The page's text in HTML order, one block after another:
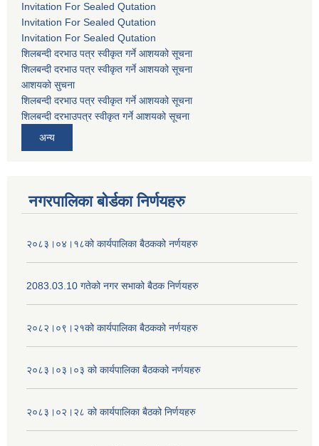
Invitation For Sealed Qutation
Invitation For Sealed Qutation
Invitation For Sealed Qutation
शिलबन्दी दरभाउ पत्र स्वीकृत गर्ने आशयको सूचना
शिलबन्दी दरभाउ पत्र स्वीकृत गर्ने आशयको सूचना
आशयको सुचना
शिलबन्दी दरभाउ पत्र स्वीकृत गर्ने आशयको सूचना
शिलबन्दी दरभाउपत्र स्वीकृत गर्ने आशयको सूचना
अन्य
नगरपालिका बोर्डका निर्णयहरु
२०८३।०४।१८को कार्यपालिका बैठकको नर्णयहरु
2083.03.10 गतेको नगर सभाको बैठक निर्णयहरु
२०८२।०९।२१को कार्यपालिका बैठकको नर्णयहरु
२०८३।०३।०३ को कार्यपालिका बैठकको नर्णयहरु
२०८३।०२।२८ को कार्यपालिका बैठको निर्णयहरु